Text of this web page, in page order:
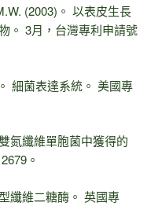
(2003)。 以表皮生長
。 3月，台灣專利申請號
細菌表達系統。 美國專
氮纖維單胞菌中獲得的
。
纖維二糖酶。 英國專